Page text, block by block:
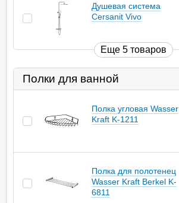
Душевая система
Cersanit Vivo
Еще 5 товаров
Полки для ванной
Полка угловая Wasser
Kraft K-1211
Полка для полотенец
Wasser Kraft Berkel K-
6811